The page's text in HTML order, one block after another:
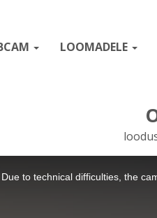
LOOMADELE
Due to technical difficulties, the